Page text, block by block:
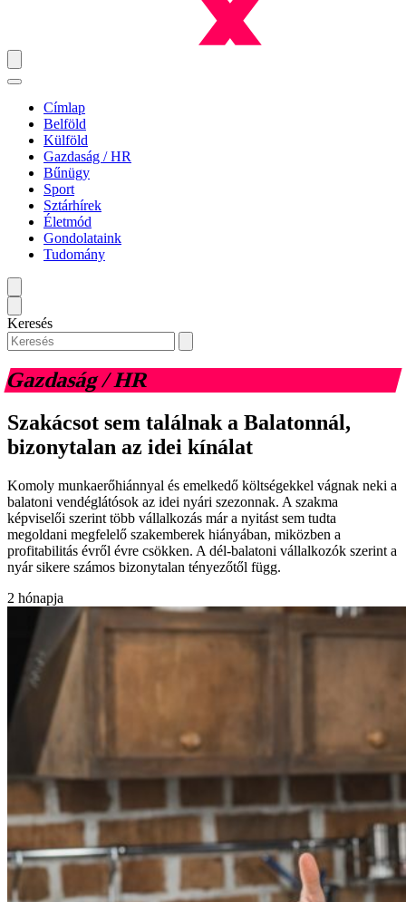
Címlap
Belföld
Külföld
Gazdaság / HR
Bűnügy
Sport
Sztárhírek
Életmód
Gondolataink
Tudomány
Keresés
Gazdaság / HR
Szakácsot sem találnak a Balatonnál,
bizonytalan az idei kínálat
Komoly munkaerőhiánnyal és emelkedő költségekkel vágnak neki a
balatoni vendéglátósok az idei nyári szezonnak. A szakma
képviselői szerint több vállalkozás már a nyitást sem tudta
megoldani megfelelő szakemberek hiányában, miközben a
profitabilitás évről évre csökken. A dél-balatoni vállalkozók szerint a
nyár sikere számos bizonytalan tényezőtől függ.
2 hónapja